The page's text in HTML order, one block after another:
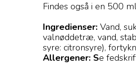
Findes også i en 500
Ingredienser: Vand,
valnøddetræ, vand,
syre: citronsyre),
Allergener: Se